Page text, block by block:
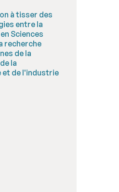
à tisser des
entre la
Sciences
recherche
de la
la
et de l'industrie